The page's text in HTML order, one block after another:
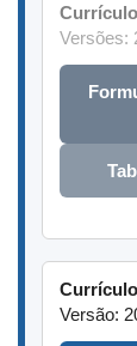
Versões:
Versão: